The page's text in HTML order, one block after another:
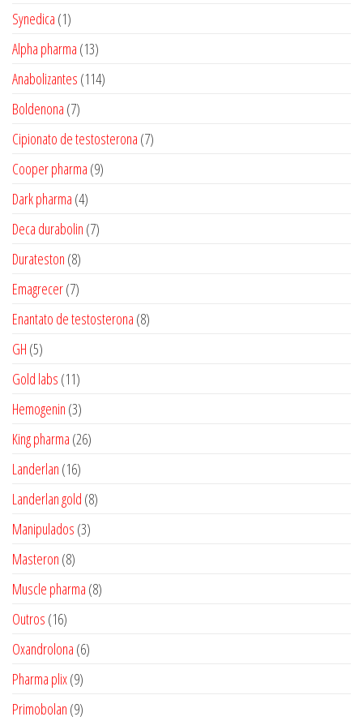
Synedica 11
produto
Alpha pharma 1313
produtos
Anabolizantes 114114
Boldenona 77
produtos
Cipionato de testosterona 77
Cooper pharma 99
Dark pharma 44
produtos
Deca durabolin 77
Durateston 88
produtos
Emagrecer 77
produtos
Enantato de testosterona 88
GH 55
produtos
Gold labs 1111
produtos
Hemogenin 33
produtos
King pharma 2626
Landerlan 1616
produtos
Landerlan gold 88
Manipulados 33
Masteron 88
produtos
Muscle pharma 88
Outros 1616
produtos
Oxandrolona 66
Pharma plix 99
produtos
Primobolan 99